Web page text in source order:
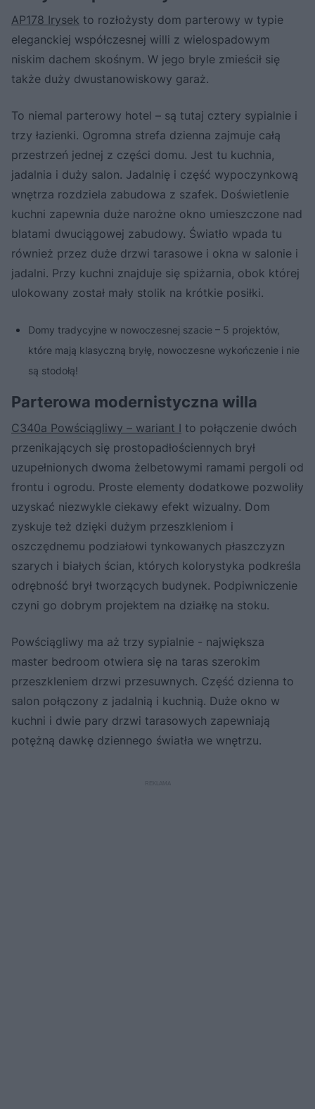
AP178 Irysek to rozłożysty dom parterowy w typie
eleganckiej współczesnej willi z wielospadowym
niskim dachem skośnym. W jego bryle zmieścił się
także duży dwustanowiskowy garaż.
To niemal parterowy hotel – są tutaj cztery sypialnie i
trzy łazienki. Ogromna strefa dzienna zajmuje całą
przestrzeń jednej z części domu. Jest tu kuchnia,
jadalnia i duży salon. Jadalnię i część wypoczynkową
wnętrza rozdziela zabudowa z szafek. Doświetlenie
kuchni zapewnia duże narożne okno umieszczone nad
blatami dwuciągowej zabudowy. Światło wpada tu
również przez duże drzwi tarasowe i okna w salonie i
jadalni. Przy kuchni znajduje się spiżarnia, obok której
ulokowany został mały stolik na krótkie posiłki.
Domy tradycyjne w nowoczesnej szacie – 5 projektów,
które mają klasyczną bryłę, nowoczesne wykończenie i nie
są stodołą!
Parterowa modernistyczna willa
C340a Powściągliwy – wariant I to połączenie dwóch
przenikających się prostopadłościennych brył
uzupełnionych dwoma żelbetowymi ramami pergoli od
frontu i ogrodu. Proste elementy dodatkowe pozwoliły
uzyskać niezwykle ciekawy efekt wizualny. Dom
zyskuje też dzięki dużym przeszkleniom i
oszczędnemu podziałowi tynkowanych płaszczyzn
szarych i białych ścian, których kolorystyka podkreśla
odrębność brył tworzących budynek. Podpiwniczenie
czyni go dobrym projektem na działkę na stoku.
Powściągliwy ma aż trzy sypialnie - największa
master bedroom otwiera się na taras szerokim
przeszkleniem drzwi przesuwnych. Część dzienna to
salon połączony z jadalnią i kuchnią. Duże okno w
kuchni i dwie pary drzwi tarasowych zapewniają
potężną dawkę dziennego światła we wnętrzu.